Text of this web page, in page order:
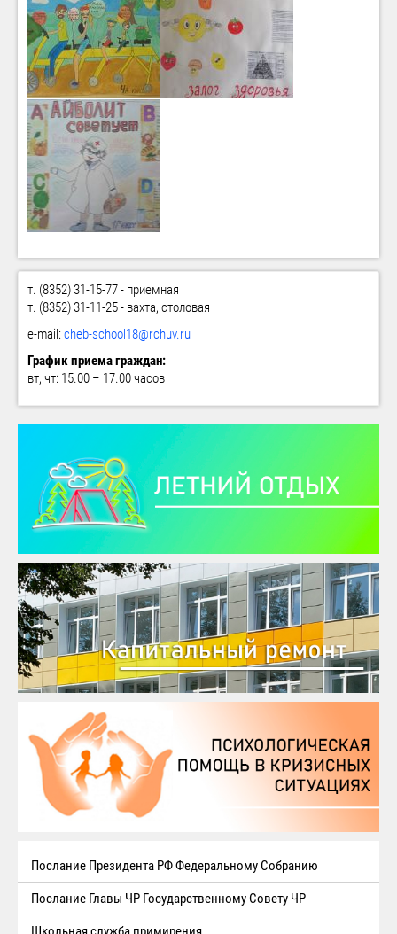
т. (8352) 31-15-77 - приемная
т. (8352) 31-11-25 - вахта, столовая
e-mail:cheb-school18@rchuv.ru
График приема граждан:
вт, чт: 15.00 – 17.00 часов
Послание Президента РФ Федеральному Собранию
Послание Главы ЧР Государственному Совету ЧР